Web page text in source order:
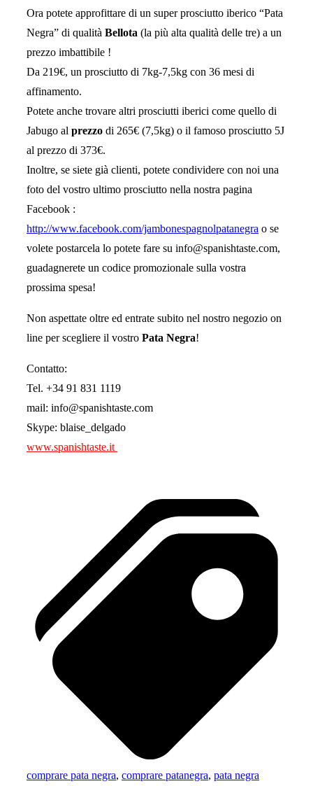
Ora potete approfittare di un super prosciutto iberico “Pata
Negra” di qualità Bellota (la più alta qualità delle tre) a un
prezzo imbattibile !
Da 219€, un prosciutto di 7kg-7,5kg con 36 mesi di
affinamento.
Potete anche trovare altri prosciutti iberici come quello di
Jabugo al prezzo di 265€ (7,5kg) o il famoso prosciutto 5J
al prezzo di 373€.
Inoltre, se siete già clienti, potete condividere con noi una
foto del vostro ultimo prosciutto nella nostra pagina
Facebook :
http://www.facebook.com/jambonespagnolpatanegra o se
volete postarcela lo potete fare su info@spanishtaste.com,
guadagnerete un codice promozionale sulla vostra
prossima spesa!
Non aspettate oltre ed entrate subito nel nostro negozio on
line per scegliere il vostro Pata Negra!
Contatto:
Tel. +34 91 831 1119
mail: info@spanishtaste.com
Skype: blaise_delgado
www.spanishtaste.it
comprare pata negra, comprare patanegra, pata negra